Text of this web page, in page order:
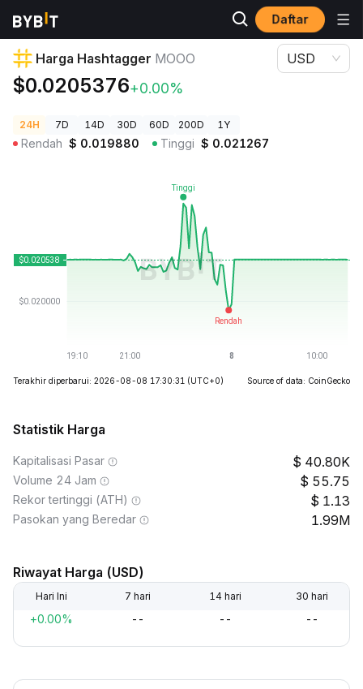
Daftar
Harga Kripto
Harga Hashtagger MOOO
$0.0205376+0.00%
USD
24H 7D 14D 30D 60D 200D 1Y
Rendah $ 0.019880 Tinggi $ 0.021267
Terakhir diperbarui: 2026-08-08 17:30:31 (UTC+0) Source of data: CoinGecko
Statistik Harga
Kapitalisasi Pasar 40.80K
Volume 24 Jam 55.75
Rekor tertinggi (ATH) 1.13
Pasokan yang Beredar 1.99M
Riwayat Harga (USD)
Hari Ini 7 hari 14 hari 30 hari
+0.00% -- -- --